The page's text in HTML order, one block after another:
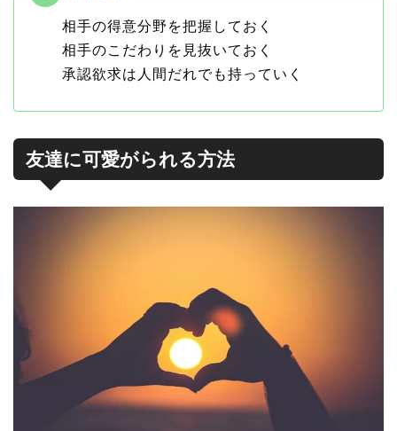
相手の得意分野を把握しておく
相手のこだわりを見抜いておく
承認欲求は人間だれでも持っていく
友達に可愛がられる方法